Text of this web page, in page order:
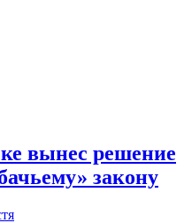
вынес решение
закону